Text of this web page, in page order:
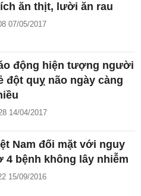
ăn thịt, lười ăn rau
07/05/2017
động hiện tượng người
đột quỵ não ngày càng
14/04/2017
Nam đối mặt với nguy
4 bệnh không lây nhiễm
15/09/2016